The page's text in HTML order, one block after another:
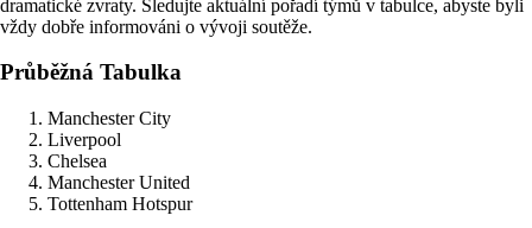
dramatické zvraty. Sledujte aktuální pořadí týmů v tabulce, abyste byli
vždy dobře informováni o vývoji soutěže.
Průběžná Tabulka
Manchester City
Liverpool
Chelsea
Manchester United
Tottenham Hotspur